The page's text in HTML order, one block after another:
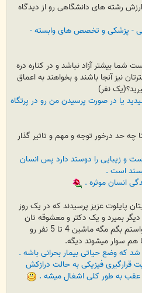
رشته های دانشگاهی رو از دیدگاه
- پزشکی و تخصص های وابسته -
شما بیشتر آزاد نباشد و در کناره دره
نیز آنجا باشند و بخواهند به اعماق
نفر)
یا در صورت پرسیدن من رو در پرتگاه
چه حد درخور توجه و مهم و تاثیر گذار
و زیبایی را دوستد دارد پس انسان
است .
انسان موثره .
پایلوت عزیز پرسیدند که در یک روز
تا 15 دقیقه دیگر بمیرد و یک دکتر و معشوقه تان
باشد کدام را سوار میکنید میخواستم بگم مگه ماشین 4 تا 5 نفر رو
سوار میشوند دیگه.
که وضع حیاتی بیمار بحرانی باشه .
فیزیکی به حالت درازکش
به طور کلی اشغال میشه .